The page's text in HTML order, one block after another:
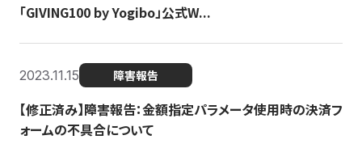
「GIVING100 by Yogibo」公式W...
2023.11.15 障害報告
【修正済み】障害報告：金額指定パラメータ使用時の決済フ
ォームの不具合について